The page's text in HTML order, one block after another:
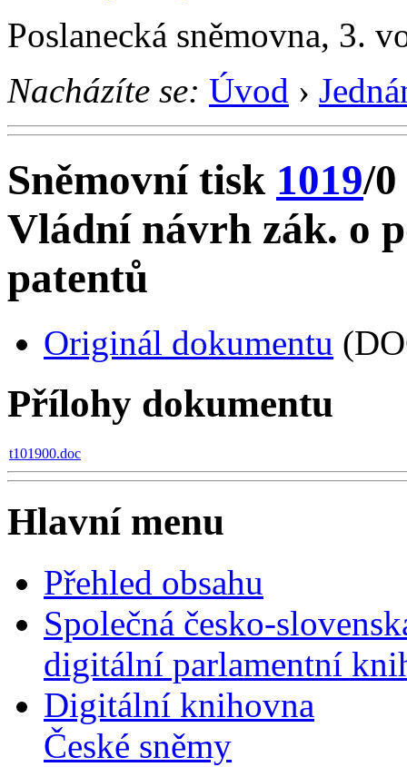
Poslanecká sněmovna, 3.
Nacházíte se: Úvod ›
Sněmovní tisk 1019/0
Vládní návrh zák. o
patentů
Originál dokumentu
Přílohy dokumentu
t101900.doc
Hlavní menu
Přehled obsahu
Společná česko-
digitální parlamentní
Digitální knihovna
České sněmy